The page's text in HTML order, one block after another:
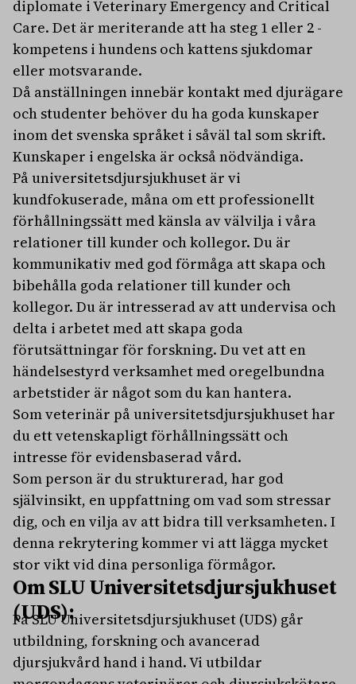
diplomate i Veterinary Emergency and Critical
Care. Det är meriterande att ha steg 1 eller 2 -
kompetens i hundens och kattens sjukdomar
eller motsvarande.
Då anställningen innebär kontakt med djurägare
och studenter behöver du ha goda kunskaper
inom det svenska språket i såväl tal som skrift.
Kunskaper i engelska är också nödvändiga.
På universitetsdjursjukhuset är vi
kundfokuserade, måna om ett professionellt
förhållningssätt med känsla av välvilja i våra
relationer till kunder och kollegor. Du är
kommunikativ med god förmåga att skapa och
bibehålla goda relationer till kunder och
kollegor. Du är intresserad av att undervisa och
delta i arbetet med att skapa goda
förutsättningar för forskning. Du vet att en
händelsestyrd verksamhet med oregelbundna
arbetstider är något som du kan hantera.
Som veterinär på universitetsdjursjukhuset har
du ett vetenskapligt förhållningssätt och
intresse för evidensbaserad vård.
Som person är du strukturerad, har god
självinsikt, en uppfattning om vad som stressar
dig, och en vilja av att bidra till verksamheten. I
denna rekrytering kommer vi att lägga mycket
stor vikt vid dina personliga förmågor.
Om SLU Universitetsdjursjukhuset
(UDS):
På SLU Universitetsdjursjukhuset (UDS) går
utbildning, forskning och avancerad
djursjukvård hand i hand. Vi utbildar